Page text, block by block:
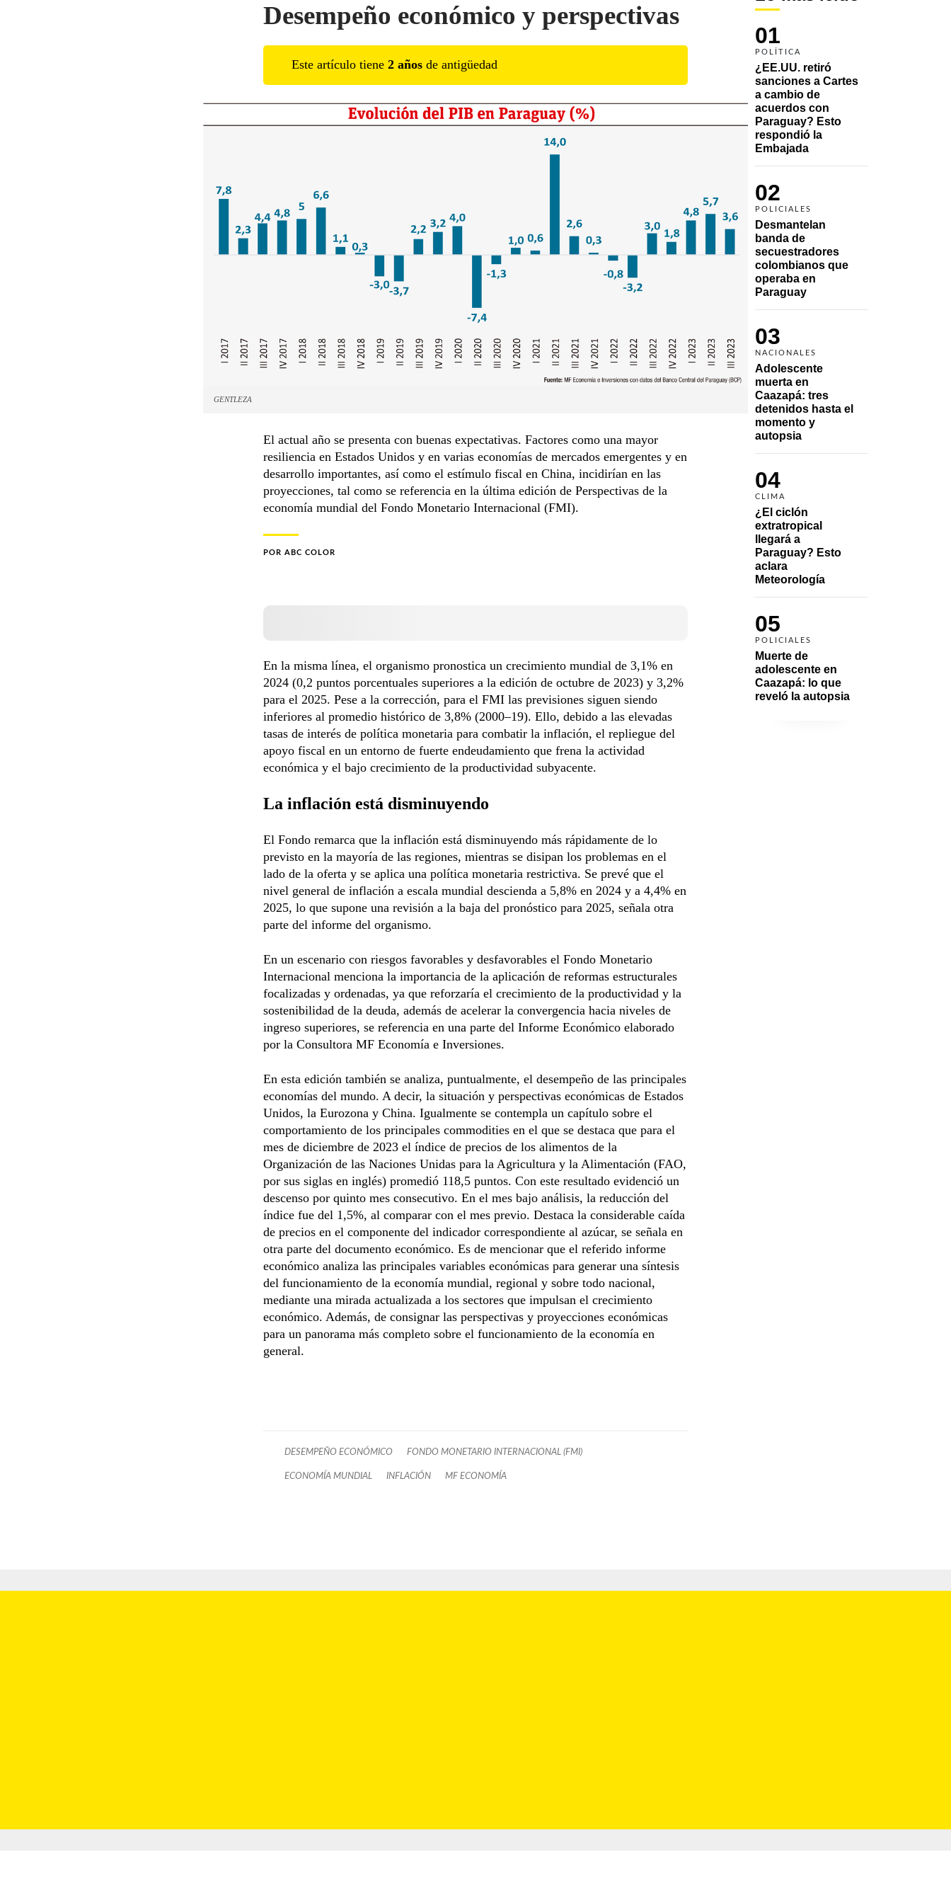
01
POLÍTICA
¿EE.UU. retiró
sanciones a Cartes
a cambio de
acuerdos con
Paraguay? Esto
respondió la
Embajada
02
POLICIALES
Desmantelan
banda de
secuestradores
colombianos que
operaba en
Paraguay
03
NACIONALES
Adolescente
muerta en
Caazapá: tres
detenidos hasta el
momento y
autopsia
04
CLIMA
¿El ciclón
extratropical
llegará a
Paraguay? Esto
aclara
Meteorología
05
POLICIALES
Muerte de
adolescente en
Caazapá: lo que
reveló la autopsia
Desempeño económico y perspectivas
Este artículo tiene 2 años de antigüedad
GENTLEZA
El actual año se presenta con buenas expectativas. Factores como una mayor
resiliencia en Estados Unidos y en varias economías de mercados emergentes y en
desarrollo importantes, así como el estímulo fiscal en China, incidirían en las
proyecciones, tal como se referencia en la última edición de Perspectivas de la
economía mundial del Fondo Monetario Internacional (FMI).
POR ABC COLOR
En la misma línea, el organismo pronostica un crecimiento mundial de 3,1% en
2024 (0,2 puntos porcentuales superiores a la edición de octubre de 2023) y 3,2%
para el 2025. Pese a la corrección, para el FMI las previsiones siguen siendo
inferiores al promedio histórico de 3,8% (2000–19). Ello, debido a las elevadas
tasas de interés de política monetaria para combatir la inflación, el repliegue del
apoyo fiscal en un entorno de fuerte endeudamiento que frena la actividad
económica y el bajo crecimiento de la productividad subyacente.
La inflación está disminuyendo
El Fondo remarca que la inflación está disminuyendo más rápidamente de lo
previsto en la mayoría de las regiones, mientras se disipan los problemas en el
lado de la oferta y se aplica una política monetaria restrictiva. Se prevé que el
nivel general de inflación a escala mundial descienda a 5,8% en 2024 y a 4,4% en
2025, lo que supone una revisión a la baja del pronóstico para 2025, señala otra
parte del informe del organismo.
En un escenario con riesgos favorables y desfavorables el Fondo Monetario
Internacional menciona la importancia de la aplicación de reformas estructurales
focalizadas y ordenadas, ya que reforzaría el crecimiento de la productividad y la
sostenibilidad de la deuda, además de acelerar la convergencia hacia niveles de
ingreso superiores, se referencia en una parte del Informe Económico elaborado
por la Consultora MF Economía e Inversiones.
En esta edición también se analiza, puntualmente, el desempeño de las principales
economías del mundo. A decir, la situación y perspectivas económicas de Estados
Unidos, la Eurozona y China. Igualmente se contempla un capítulo sobre el
comportamiento de los principales commodities en el que se destaca que para el
mes de diciembre de 2023 el índice de precios de los alimentos de la
Organización de las Naciones Unidas para la Agricultura y la Alimentación (FAO,
por sus siglas en inglés) promedió 118,5 puntos. Con este resultado evidenció un
descenso por quinto mes consecutivo. En el mes bajo análisis, la reducción del
índice fue del 1,5%, al comparar con el mes previo. Destaca la considerable caída
de precios en el componente del indicador correspondiente al azúcar, se señala en
otra parte del documento económico. Es de mencionar que el referido informe
económico analiza las principales variables económicas para generar una síntesis
del funcionamiento de la economía mundial, regional y sobre todo nacional,
mediante una mirada actualizada a los sectores que impulsan el crecimiento
económico. Además, de consignar las perspectivas y proyecciones económicas
para un panorama más completo sobre el funcionamiento de la economía en
general.
DESEMPEÑO ECONÓMICO FONDO MONETARIO INTERNACIONAL (FMI)
ECONOMÍA MUNDIAL INFLACIÓN MF ECONOMÍA